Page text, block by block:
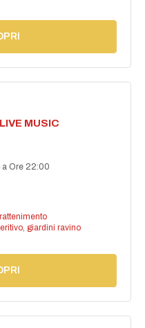
MUSIC
a Ore 22:00
, giardini ravino